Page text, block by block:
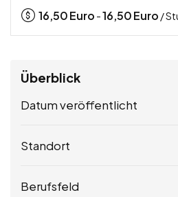
16,50Euro -16,50Euro /
Überblick
Datum veröffentlicht
Standort
Berufsfeld